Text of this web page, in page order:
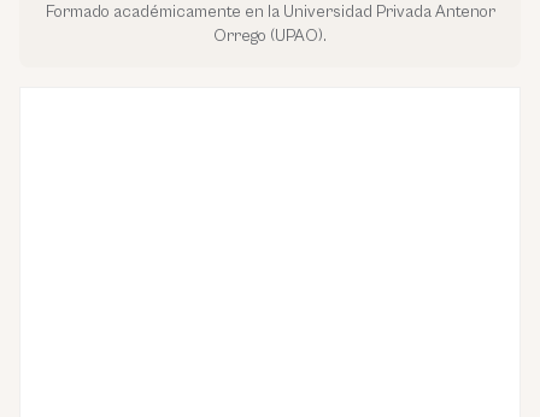
Formado académicamente en la Universidad Privada Antenor
Orrego (UPAO).